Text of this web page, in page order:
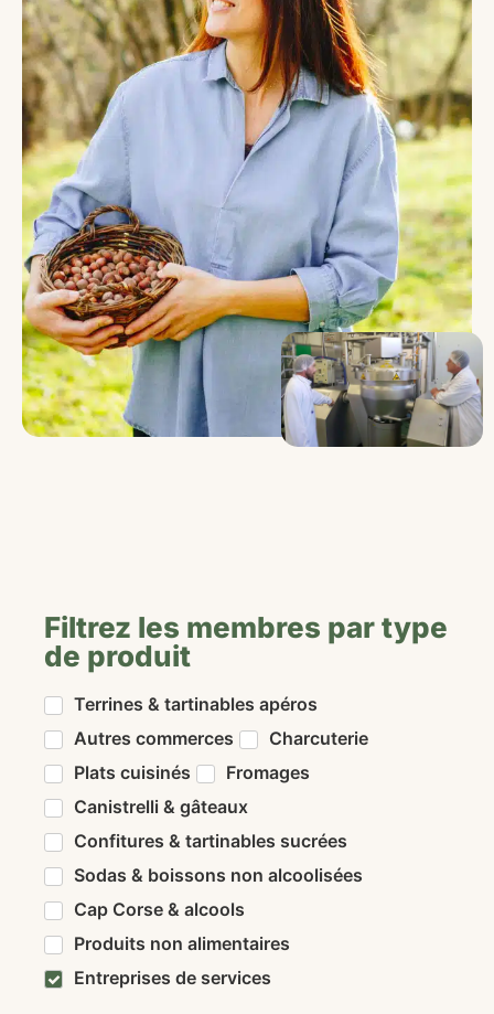
Filtrez les membres par type
de produit
Terrines & tartinables apéros
Autres commerces
Charcuterie
Plats cuisinés
Fromages
Canistrelli & gâteaux
Confitures & tartinables sucrées
Sodas & boissons non alcoolisées
Cap Corse & alcools
Produits non alimentaires
Entreprises de services